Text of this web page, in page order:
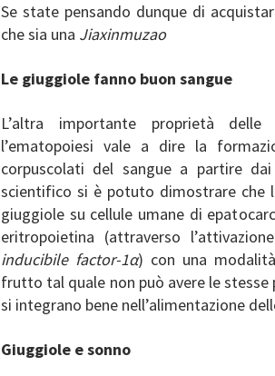
Se state pensando dunque di
che sia una Jiaxinmuzao
Le giuggiole fanno buon sangue
L’altra importante proprietà
l’ematopoiesi vale a dire la
corpuscolati del sangue a partire
scientifico si è potuto dimostrare che
giuggiole su cellule umane di
eritropoietina (attraverso
inducibile factor-1α) con una
frutto tal quale non può avere le
si integrano bene nell’alimentazione
Giuggiole e sonno